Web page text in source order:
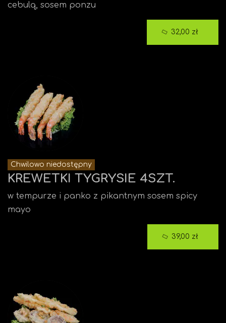
cebulą, sosem ponzu
Chwilowo niedostępny
KREWETKI TYGRYSIE 4SZT.
w tempurze i panko z pikantnym sosem spicy
mayo